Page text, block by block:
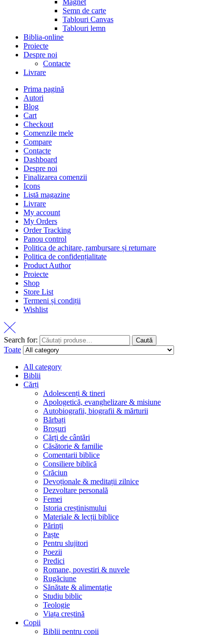
Magnet
Semn de carte
Tablouri Canvas
Tablouri lemn
Biblia-online
Proiecte
Despre noi
Contacte
Livrare
Prima pagină
Autori
Blog
Cart
Checkout
Comenzile mele
Compare
Contacte
Dashboard
Despre noi
Finalizarea comenzii
Icons
Listă magazine
Livrare
My account
My Orders
Order Tracking
Panou control
Politica de achitare, rambursare și returnare
Politica de confidențialitate
Product Author
Proiecte
Shop
Store List
Termeni și condiții
Wishlist
Search for: Caută
Toate
All category
Biblii
Cărți
Adolescenți & tineri
Apologetică, evanghelizare & misiune
Autobiografii, biografii & mărturii
Bărbați
Broșuri
Cărți de cântări
Căsătorie & familie
Comentarii biblice
Consiliere biblică
Crăciun
Devoționale & meditații zilnice
Dezvoltare personală
Femei
Istoria creștinismului
Materiale & lecții biblice
Părinți
Paște
Pentru slujitori
Poezii
Predici
Romane, povestiri & nuvele
Rugăciune
Sănătate & alimentație
Studiu biblic
Teologie
Viața creștină
Copii
Biblii pentru copii